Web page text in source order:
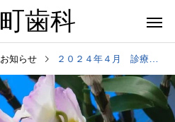
歯科
お知らせ ２０２４年４月 診療のご案内